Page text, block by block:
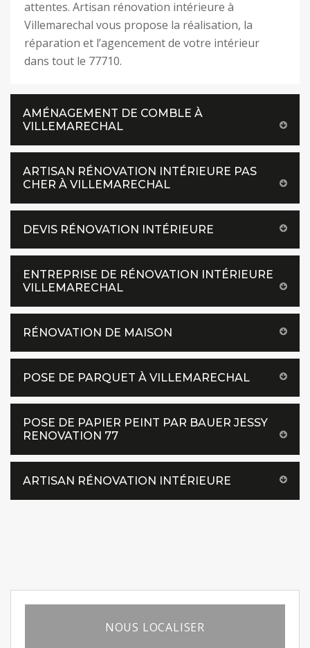
attentes. Artisan rénovation intérieure à
Villemarechal vous propose la réalisation, la
réparation et l’agencement de votre intérieur
dans tout le 77710.
AMÉNAGEMENT DE COMBLE À
VILLEMARECHAL
ARTISAN RÉNOVATION INTÉRIEURE PAS
CHER À VILLEMARECHAL
DEVIS RÉNOVATION INTÉRIEURE
ENTREPRISE DE RÉNOVATION INTÉRIEURE
VILLEMARECHAL
RÉNOVATION DE MAISON
POSE DE PARQUET À VILLEMARECHAL
POSE DE PAPIER PEINT PAR BAUER JESSY
RENOVATION 77
ARTISAN RÉNOVATION INTÉRIEURE
NOUS LOCALISER